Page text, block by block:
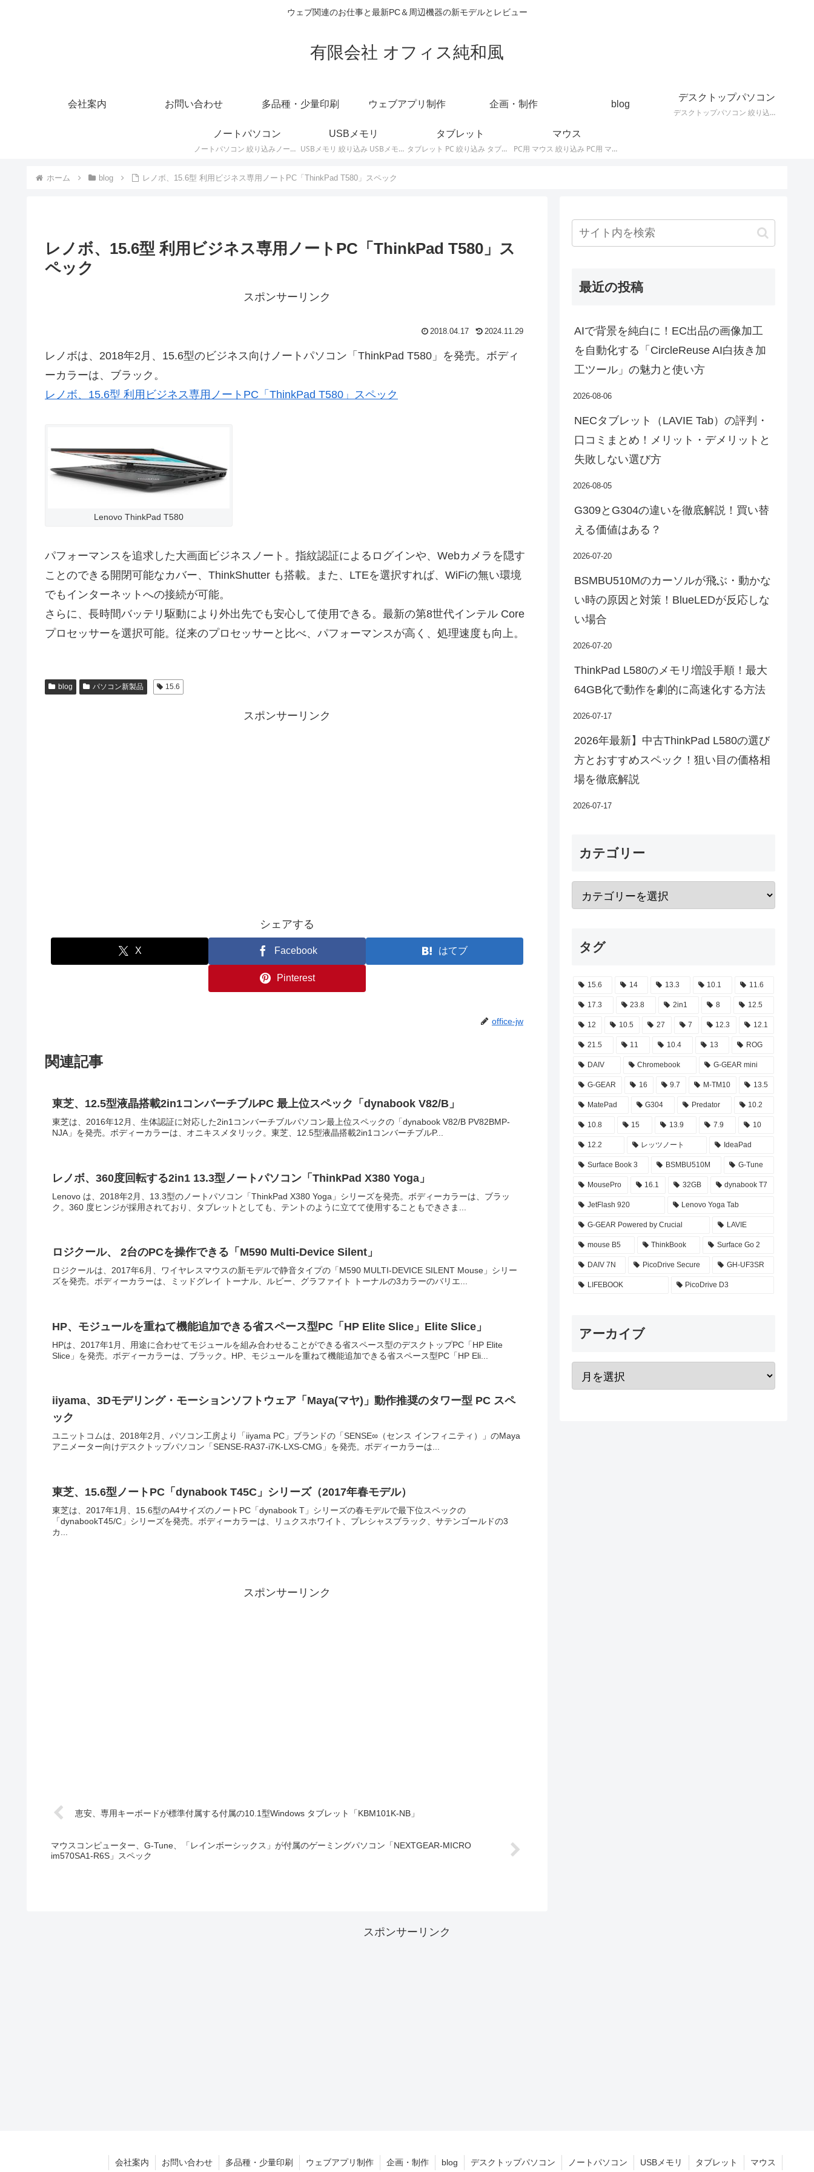
ウェブ関連のお仕事と最新PC＆周辺機器の新モデルとレビュー
有限会社 オフィス純和風
会社案内 お問い合わせ 多品種・少量印刷 ウェブアプリ制作 企画・制作 blog
デスクトップパソコン
デスクトップパソコン 絞り込み デスクトップPCの最新モデルやスペック・仕様に関する情報。
ノートパソコン
ノートパソコン 絞り込みノートPCの最新モデルやスペック・仕様に関する情報。
USBメモリ
USBメモリ 絞り込み USBメモリの最新モデルやスペック・仕様に関する情報。
タブレット
タブレット PC 絞り込み タブレットの最新モデルやスペック・仕様に関する情報。
マウス
PC用 マウス 絞り込み PC用 マウス 最新モデルやスペック・仕様に関する情報。ワイヤレスマウス、有線マウス、接続タイプなど。
ホーム blog レノボ、15.6型 利用ビジネス専用ノートPC「ThinkPad T580」スペック
レノボ、15.6型 利用ビジネス専用ノートPC「ThinkPad T580」ス
ペック
スポンサーリンク
2018.04.17 2024.11.29
レノボは、2018年2月、15.6型のビジネス向けノートパソコン「ThinkPad T580」を発売。ボディ
ーカラーは、ブラック。
レノボ、15.6型 利用ビジネス専用ノートPC「ThinkPad T580」スペック
Lenovo ThinkPad T580
パフォーマンスを追求した大画面ビジネスノート。指紋認証によるログインや、Webカメラを隠す
ことのできる開閉可能なカバー、ThinkShutter も搭載。また、LTEを選択すれば、WiFiの無い環境
でもインターネットへの接続が可能。
さらに、長時間バッテリ駆動により外出先でも安心して使用できる。最新の第8世代インテル Core
プロセッサーを選択可能。従来のプロセッサーと比べ、パフォーマンスが高く、処理速度も向上。
blog パソコン新製品 15.6
スポンサーリンク
シェアする
X Facebook はてブ
Pinterest
office-jw
関連記事
東芝、12.5型液晶搭載2in1コンバーチブルPC 最上位スペック「dynabook V82/B」
東芝は、2016年12月、生体認証に対応した2in1コンバーチブルパソコン最上位スペックの「dynabook V82/B PV82BMP-
NJA」を発売。ボディーカラーは、オニキスメタリック。東芝、12.5型液晶搭載2in1コンバーチブルP...
レノボ、360度回転する2in1 13.3型ノートパソコン「ThinkPad X380 Yoga」
Lenovo は、2018年2月、13.3型のノートパソコン「ThinkPad X380 Yoga」シリーズを発売。ボディーカラーは、ブラッ
ク。360 度ヒンジが採用されており、タブレットとしても、テントのように立てて使用することもできさま...
ロジクール、 2台のPCを操作できる「M590 Multi-Device Silent」
ロジクールは、2017年6月、ワイヤレスマウスの新モデルで静音タイプの「M590 MULTI-DEVICE SILENT Mouse」シリー
ズを発売。ボディーカラーは、ミッドグレイ トーナル、ルビー、グラファイト トーナルの3カラーのバリエ...
HP、モジュールを重ねて機能追加できる省スペース型PC「HP Elite Slice」Elite Slice」
HPは、2017年1月、用途に合わせてモジュールを組み合わせることができる省スペース型のデスクトップPC「HP Elite
Slice」を発売。ボディーカラーは、ブラック。HP、モジュールを重ねて機能追加できる省スペース型PC「HP Eli...
iiyama、3Dモデリング・モーションソフトウェア「Maya(マヤ)」動作推奨のタワー型 PC スペ
ック
ユニットコムは、2018年2月、パソコン工房より「iiyama PC」ブランドの「SENSE∞（センス インフィニティ）」のMaya
アニメーター向けデスクトップパソコン「SENSE-RA37-i7K-LXS-CMG」を発売。ボディーカラーは...
東芝、15.6型ノートPC「dynabook T45C」シリーズ（2017年春モデル）
東芝は、2017年1月、15.6型のA4サイズのノートPC「dynabook T」シリーズの春モデルで最下位スペックの
「dynabookT45/C」シリーズを発売。ボディーカラーは、リュクスホワイト、プレシャスブラック、サテンゴールドの3
カ...
スポンサーリンク
恵安、専用キーボードが標準付属する付属の10.1型Windows タブレット「KBM101K-NB」
マウスコンピューター、G-Tune、「レインボーシックス」が付属のゲーミングパソコン「NEXTGEAR-MICRO
im570SA1-R6S」スペック
最近の投稿
AIで背景を純白に！EC出品の画像加工
を自動化する「CircleReuse AI白抜き加
工ツール」の魅力と使い方
2026-08-06
NECタブレット（LAVIE Tab）の評判・
口コミまとめ！メリット・デメリットと
失敗しない選び方
2026-08-05
G309とG304の違いを徹底解説！買い替
える価値はある？
2026-07-20
BSMBU510Mのカーソルが飛ぶ・動かな
い時の原因と対策！BlueLEDが反応しな
い場合
2026-07-20
ThinkPad L580のメモリ増設手順！最大
64GB化で動作を劇的に高速化する方法
2026-07-17
2026年最新】中古ThinkPad L580の選び
方とおすすめスペック！狙い目の価格相
場を徹底解説
2026-07-17
カテゴリー
タグ
15.6 14 13.3 10.1 11.6
17.3 23.8 2in1 8 12.5
12 10.5 27 7 12.3 12.1
21.5 11 10.4 13 ROG
DAIV Chromebook G-GEAR mini
G-GEAR 16 9.7 M-TM10 13.5
MatePad G304 Predator 10.2
10.8 15 13.9 7.9 10
12.2 レッツノート IdeaPad
Surface Book 3 BSMBU510M G-Tune
MousePro 16.1 32GB dynabook T7
JetFlash 920 Lenovo Yoga Tab
G-GEAR Powered by Crucial LAVIE
mouse B5 ThinkBook Surface Go 2
DAIV 7N PicoDrive Secure GH-UF3SR
LIFEBOOK PicoDrive D3
アーカイブ
スポンサーリンク
会社案内 お問い合わせ 多品種・少量印刷 ウェブアプリ制作 企画・制作 blog デスクトップパソコン ノートパソコン USBメモリ タブレット マウス